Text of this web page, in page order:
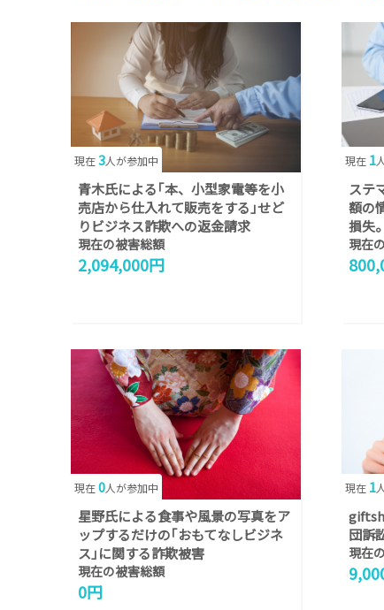
現在3人が参加中
青木氏による｢本、小型家電等を小
売店から仕入れて販売をする｣せど
りビジネス詐欺への返金請求
現在の被害総額
2,094,000円
現在1
ステ
額の
損失
現在
現在0人が参加中
星野氏による食事や風景の写真をア
ップするだけの｢おもてなしビジネ
ス｣に関する詐欺被害
現在の被害総額
0円
現在1
団訴
現在